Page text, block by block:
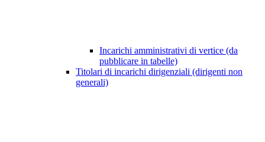
Incarichi amministrativi di vertice (da
pubblicare in tabelle)
Titolari di incarichi dirigenziali (dirigenti non
generali)